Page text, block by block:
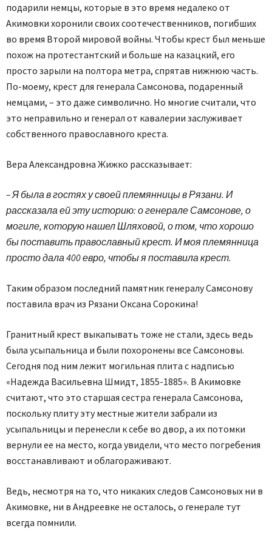
подарили немцы, которые в это время недалеко от
Акимовки хоронили своих соотечественников, погибших
во время Второй мировой войны. Чтобы крест был меньше
похож на протестантский и больше на казацкий, его
просто зарыли на полтора метра, спрятав нижнюю часть.
По-моему, крест для генерала Самсонова, подаренный
немцами, – это даже символично. Но многие считали, что
это неправильно и генерал от кавалерии заслуживает
собственного православного креста.
Вера Александровна Жижко рассказывает:
– Я была в гостях у своей племянницы в Рязани. И
рассказала ей эту историю: о генерале Самсонове, о
могиле, которую нашел Шляховой, о том, что хорошо
бы поставить православный крест. И моя племянница
просто дала 400 евро, чтобы я поставила крест.
Таким образом последний памятник генералу Самсонову
поставила врач из Рязани Оксана Сорокина!
Гранитный крест выкапывать тоже не стали, здесь ведь
была усыпальница и были похоронены все Самсоновы.
Сегодня под ним лежит могильная плита с надписью
«Надежда Васильевна Шмидт, 1855-1885». В Акимовке
считают, что это старшая сестра генерала Самсонова,
поскольку плиту эту местные жители забрали из
усыпальницы и перенесли к себе во двор, а их потомки
вернули ее на место, когда увидели, что место погребения
восстанавливают и облагораживают.
Ведь, несмотря на то, что никаких следов Самсоновых ни в
Акимовке, ни в Андреевке не осталось, о генерале тут
всегда помнили.